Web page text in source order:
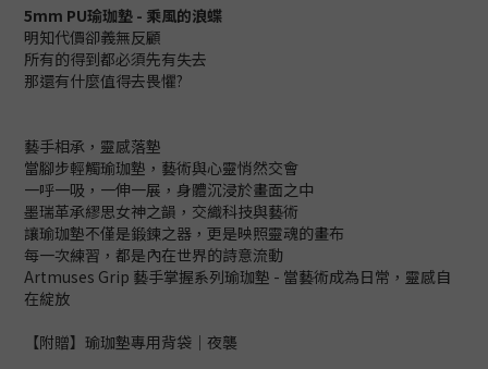
5mm PU瑜珈墊 - 乘風的浪蝶
明知代價卻義無反顧
所有的得到都必須先有失去
那還有什麼值得去畏懼?
藝手相承，靈感落墊
當腳步輕觸瑜珈墊，藝術與心靈悄然交會
一呼一吸，一伸一展，身體沉浸於畫面之中
墨瑞革承繆思女神之韻，交織科技與藝術
讓瑜珈墊不僅是鍛鍊之器，更是映照靈魂的畫布
每一次練習，都是內在世界的詩意流動
Artmuses Grip 藝手掌握系列瑜珈墊 - 當藝術成為日常，靈感自
在綻放
【附贈】瑜珈墊專用背袋｜夜襲